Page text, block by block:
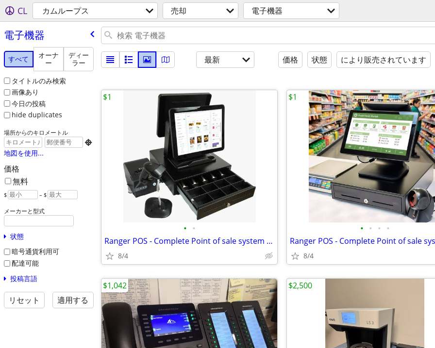
CL カムループス 売却 電子機器
電子機器
すべて
オーナ
ー
ディー
ラー
タイトルのみ検索
画像あり
今日の投稿
hide duplicates
場所からのキロメートル

地図を使用...
価格
無料
$ – $
メーカーと型式
状態
暗号通貨利用可
配達可能
投稿言語
リセット 適用する
最新 価格 状態 により販売されています
• •
Ranger POS - Complete Point of sale system for any form of Business
8/4
$1
• • • •
8/4
$1
$1,042 $2,500